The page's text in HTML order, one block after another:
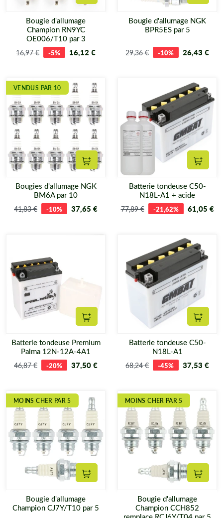
Ajouter au panier
Bougie d'allumage
Champion RN9YC
OE006/T10 par 3
16,97 € -5% 16,12 €
Bougie d'allumage NGK
BPR5ES par 5
29,36 € -10% 26,43 €
VENDUS PAR 10
Ajouter au panier
Bougies d'allumage NGK
BM6A par 10
41,83 € -10% 37,65 €
Batterie tondeuse C50-
N18L-A1 + acide
77,89 € -21,62% 61,05 €
Ajouter au panier
Batterie tondeuse Premium
Palma 12N-12A-4A1
46,87 € -20% 37,50 €
Batterie tondeuse C50-
N18L-A1
68,24 € -45% 37,53 €
MOINS CHER PAR 5
Ajouter au panier
Bougie d'allumage
Champion CJ7Y/T10 par 5
MOINS CHER PAR 5
Bougie d'allumage
Champion CCH852